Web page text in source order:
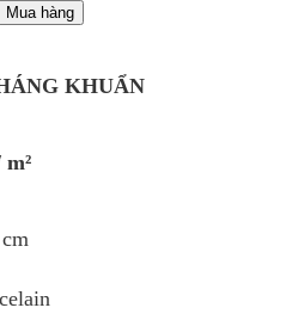
Mua hàng
KHUẨN